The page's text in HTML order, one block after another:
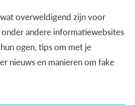
overweldigend zijn voor
andere informatiewebsites
ogen, tips om met je
nieuws en manieren om fake